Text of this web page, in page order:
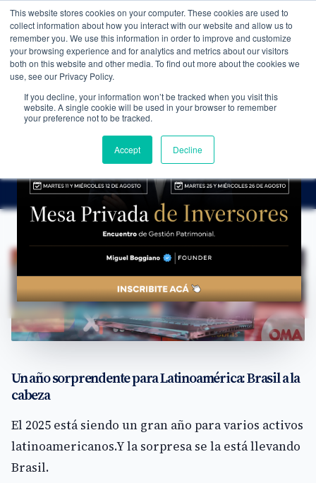
This website stores cookies on your computer. These cookies are used to
collect information about how you interact with our website and allow us to
remember you. We use this information in order to improve and customize
your browsing experience and for analytics and metrics about our visitors
both on this website and other media. To find out more about the cookies we
use, see our Privacy Policy.
If you decline, your information won’t be tracked when you visit this
website. A single cookie will be used in your browser to remember
your preference not to be tracked.
Accept Decline
WEALTH MANAGEMENT CDI MEMBRESÍA
NOTICIAS →
ANÁLISIS DE COYUNTURA
Las 7 acciones de Latinoamérica que más
subieron en 2025
Un año sorprendente para Latinoamérica: Brasil a la
cabeza
El 2025 está siendo un gran año para varios activos
latinoamericanos.Y la sorpresa se la está llevando
Brasil.